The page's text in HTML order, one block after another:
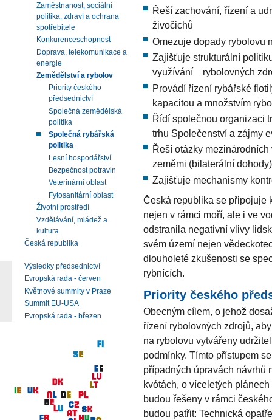
Řeší zachování, řízení a
živočichů
Omezuje dopady rybolovu
Zajišťuje strukturální
využívání rybolovných
Provádí řízení rybářské
kapacitou a množstvím
Řídí společnou organizaci
trhu Společenství a zájmy
Řeší otázky
zeměmi (bilaterální dohody)
Zajišťuje mechanismy
Česká republika se připojuje
nejen v rámci moří, ale i ve
odstranila negativní vlivy
svém území nejen
dlouholeté zkušenosti se
rybnících.
Priority českého
Obecným cílem, o jehož
řízení rybolovných zdrojů,
na rybolovu vytvářeny
podmínky. Tímto přístupem
případných úpravách návrhů
kvótách, o víceletých
budou řešeny v rámci
budou patřit: Technická
Zaměstnanost, sociální
politika, zdraví a ochrana
spotřebitele
Konkurenceschopnost
Doprava, telekomunikace a
energie
Zemědělství a rybolov
Priority českého
předsednictví
Společná zemědělská
politika
Společná rybářská
politika
Lesní hospodářství
Bezpečnost potravin
Veterinární oblast
Fytosanitární oblast
Životní prostředí
Vzdělávání, mládež a
kultura
Česká republika
Výsledky předsednictví
Evropská rada - červen
Květnové summity v Praze
Summit EU-USA
Evropská rada - březen